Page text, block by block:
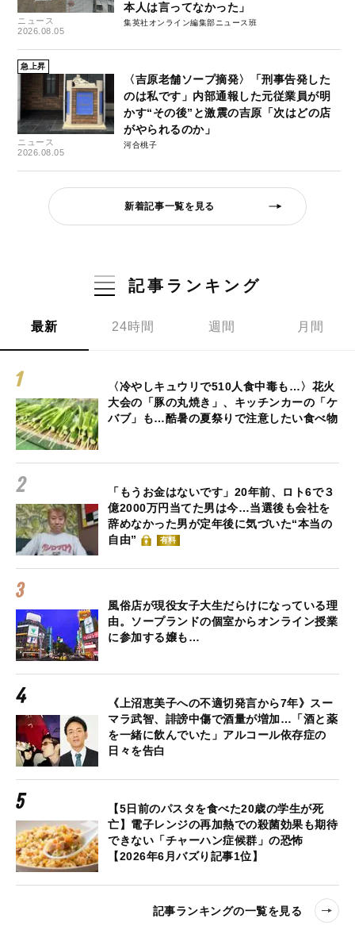
ニュース
2026.08.05
本人は言ってなかった」
集英社オンライン編集部ニュース班
急上昇
ニュース
2026.08.05
〈吉原老舗ソープ摘発〉「刑事告発した
のは私です」内部通報した元従業員が明
かす“その後”と激震の吉原「次はどの店
がやられるのか」
河合桃子
新着記事一覧を見る
記事ランキング
最新 24時間 週間 月間
〈冷やしキュウリで510人食中毒も…〉花火
大会の「豚の丸焼き」、キッチンカーの「ケ
バブ」も…酷暑の夏祭りで注意したい食べ物
「もうお金はないです」20年前、ロト6で３
億2000万円当てた男は今…当選後も会社を
辞めなかった男が定年後に気づいた“本当の
自由”
有料
風俗店が現役女子大生だらけになっている理
由。ソープランドの個室からオンライン授業
に参加する嬢も…
《上沼恵美子への不適切発言から7年》スー
マラ武智、誹謗中傷で酒量が増加…「酒と薬
を一緒に飲んでいた」アルコール依存症の
日々を告白
【5日前のパスタを食べた20歳の学生が死
亡】電子レンジの再加熱での殺菌効果も期待
できない「チャーハン症候群」の恐怖
【2026年6月バズり記事1位】
記事ランキングの一覧を見る